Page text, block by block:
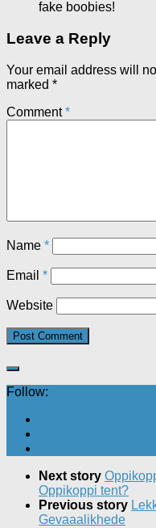
fake boobies!
Leave a Reply
Your email address will
marked *
Comment*
Name *
Email *
Website
Follow:
Next story
Oppikoppi tent?
Previous story
Gevaaalikhede